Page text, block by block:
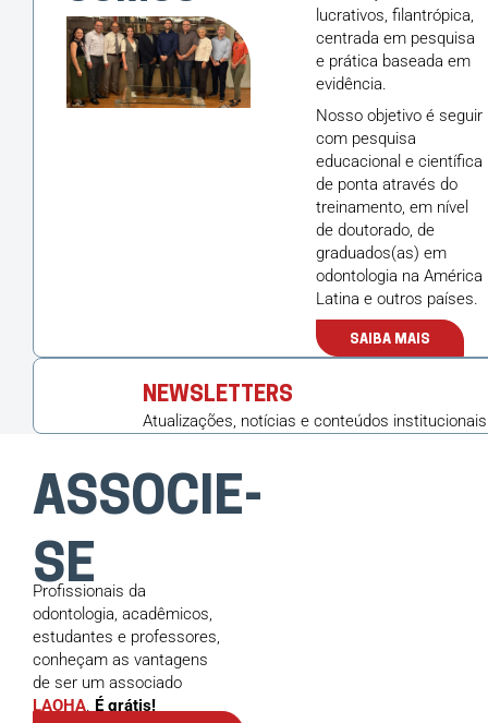
lucrativos, filantrópica,
centrada em pesquisa
e prática baseada em
evidência.
Nosso objetivo é seguir
com pesquisa
educacional e científica
de ponta através do
treinamento, em nível
de doutorado, de
graduados(as) em
odontologia na América
Latina e outros países.
SAIBA MAIS
NEWSLETTERS
Atualizações, notícias e conteúdos institucionais
ASSOCIE-
SE
Profissionais da
odontologia, acadêmicos,
estudantes e professores,
conheçam as vantagens
de ser um associado
LAOHA. É grátis!